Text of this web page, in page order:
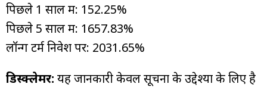
पिछले 1 साल में: 152.25%
पिछले 5 साल में: 1657.83%
लॉन्ग टर्म निवेश पर: 2031.65%
डिस्क्लेमर: यह जानकारी केवल सूचना के उद्देश्यों के लिए है